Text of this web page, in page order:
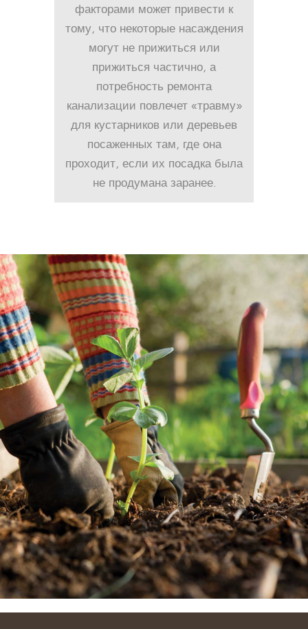
факторами может привести к
тому, что некоторые насаждения
могут не прижиться или
прижиться частично, а
потребность ремонта
канализации повлечет «травму»
для кустарников или деревьев
посаженных там, где она
проходит, если их посадка была
не продумана заранее.